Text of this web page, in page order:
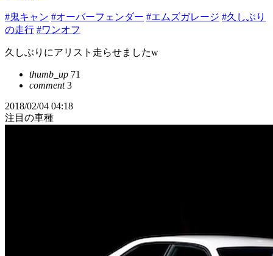
#鬼キャン #オーバーフェンダー #エムズガレージ #久しぶり
の走行 #ワンオフ
久しぶりにアリスト走らせましたw
thumb_up 71
comment3
2018/02/04 04:18
注目の車種